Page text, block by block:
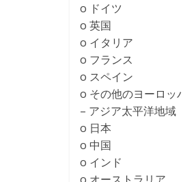
o ドイツ
o 英国
o イタリア
o フランス
o スペイン
o その他のヨーロッ
– アジア太平洋地域
o 日本
o 中国
o インド